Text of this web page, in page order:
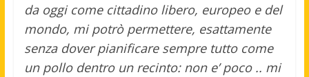
da oggi come cittadino libero, europeo e del
mondo, mi potrò permettere, esattamente
senza dover pianificare sempre tutto come
un pollo dentro un recinto: non e’ poco .. mi